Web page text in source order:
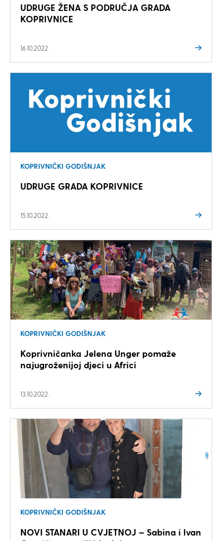
UDRUGE ŽENA S PODRUČJA GRADA
KOPRIVNICE
16.10.2022.
KOPRIVNIČKI GODIŠNJAK
UDRUGE GRADA KOPRIVNICE
15.10.2022.
KOPRIVNIČKI GODIŠNJAK
Koprivničanka Jelena Unger pomaže
najugroženijoj djeci u Africi
13.10.2022.
KOPRIVNIČKI GODIŠNJAK
NOVI STANARI U CVJETNOJ – Sabina i Ivan